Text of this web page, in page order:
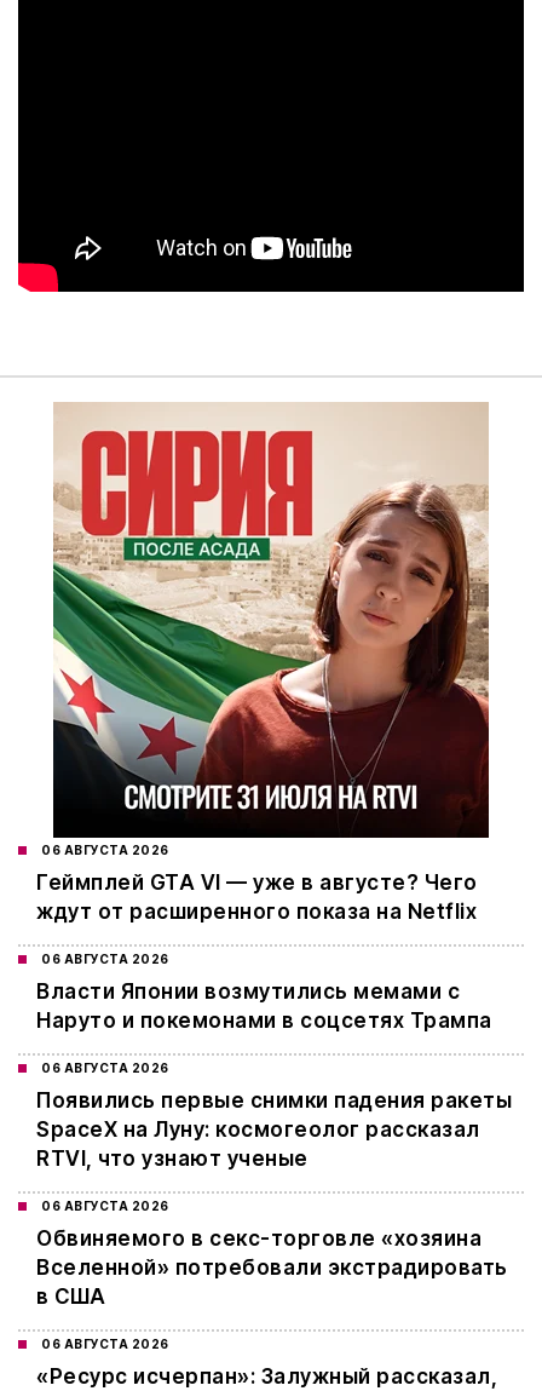
06 АВГУСТА 2026
Геймплей GTA VI — уже в августе? Чего
ждут от расширенного показа на Netflix
06 АВГУСТА 2026
Власти Японии возмутились мемами с
Наруто и покемонами в соцсетях Трампа
06 АВГУСТА 2026
Появились первые снимки падения ракеты
SpaceX на Луну: космогеолог рассказал
RTVI, что узнают ученые
06 АВГУСТА 2026
Обвиняемого в секс-торговле «хозяина
Вселенной» потребовали экстрадировать
в США
06 АВГУСТА 2026
«Ресурс исчерпан»: Залужный рассказал,